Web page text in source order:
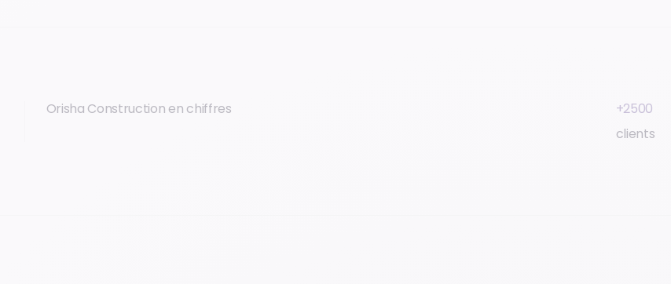
Orisha Construction en chiffres
+2500
clients